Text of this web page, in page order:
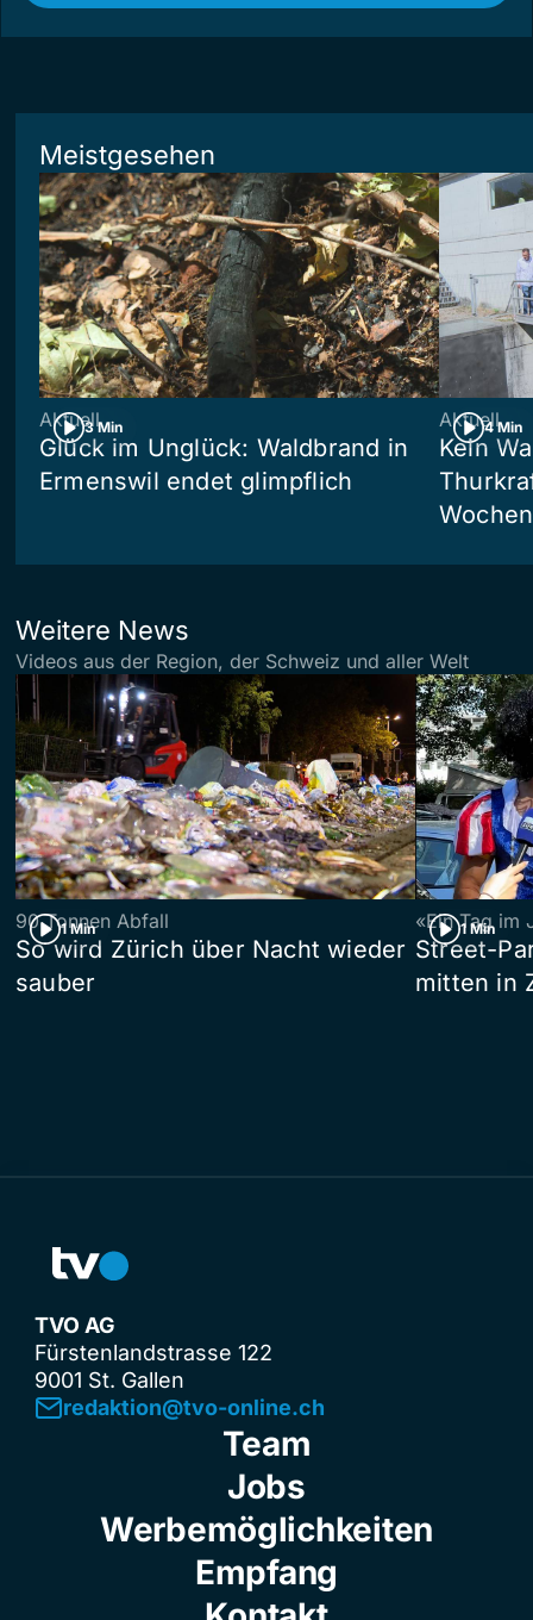
Meistgesehen
3 Min
Aktuell
Glück im Unglück: Waldbrand in
Ermenswil endet glimpflich
4 Min
Aktuell
Kein
Weitere News
Videos aus der Region, der Schweiz und aller Welt
1 Min
90 Tonnen Abfall
So wird Zürich über Nacht wieder
sauber
1 Min
«Ein Tag im
Street-
mitten in
TVO AG
Fürstenlandstrasse 122
9001 St. Gallen
redaktion@tvo-online.ch
Team
Jobs
Werbemöglichkeiten
Empfang